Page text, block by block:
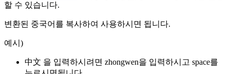
할 수 있습니다.
변환된 중국어를 복사하여 사용하시면 됩니다.
예시)
中文 을 입력하시려면 zhongwen을 입력하시고 space를